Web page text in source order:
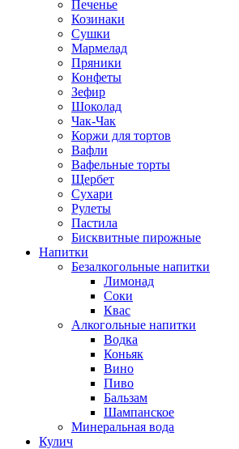
Печенье
Козинаки
Сушки
Мармелад
Пряники
Конфеты
Зефир
Шоколад
Чак-Чак
Коржи для тортов
Вафли
Вафельные торты
Щербет
Сухари
Рулеты
Пастила
Бисквитные пирожные
Напитки
Безалкогольные напитки
Лимонад
Соки
Квас
Алкогольные напитки
Водка
Коньяк
Вино
Пиво
Бальзам
Шампанское
Минеральная вода
Кулич